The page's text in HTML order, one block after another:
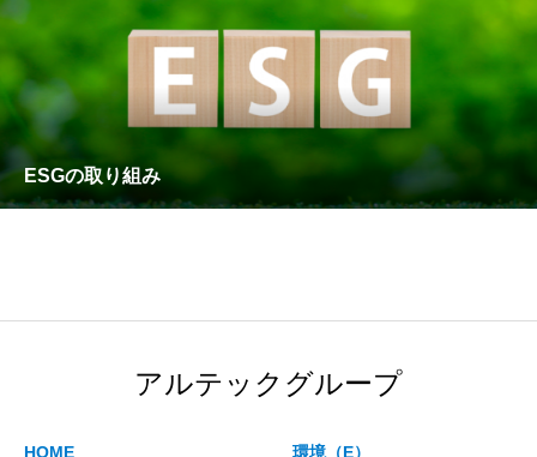
ESGの取り組み
アルテックグループ
HOME 環境（E）